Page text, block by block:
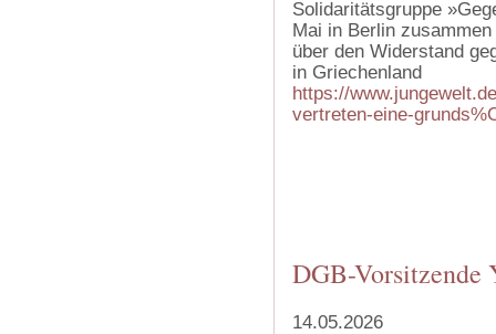
Solidaritätsgruppe
Mai in Berlin
über den Widerstand
in Griechenland
https://
vertreten-eine-
DGB-Vorsitzende
14.05.2026